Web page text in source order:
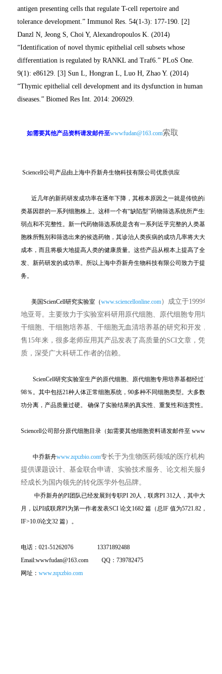
antigen presenting cells that regulate T-cell repertoire and
tolerance development.” Immunol Res. 54(1-3): 177-190. [2]
Danzl N, Jeong S, Choi Y, Alexandropoulos K. (2014)
“Identification of novel thymic epithelial cell subsets whose
differentiation is regulated by RANKL and Traf6.” PLoS One.
9(1): e86129. [3] Sun L, Hongran L, Luo H, Zhao Y. (2014)
“Thymic epithelial cell development and its dysfunction in human
diseases.” Biomed Res Int. 2014: 206929.
如需要其他产品资料请发邮件至wwwfudan@163.com索取
Sciencell公司产品由上海中乔新舟生物科技有限公司优质供应
近几年的新药研发成功率在逐年下降，其根本原因之一就是传统的药物筛
类基因群的一系列细胞株上。这样一个有“缺陷型”药物筛选系统所产生的药
弱点和不完整性。新一代药物筛选系统是含有一系列近乎完整的人类基因群
胞株所甄别和筛选出来的候选药物，其诊治人类疾病的成功几率将大大增加
成本，而且将极大地提高人类的健康质量。这些产品从根本上提高了全球生
发、新药研发的成功率。所以上海中乔新舟生物科技有限公司致力于提供优
务。
美国ScienCell研究实验室（www.sciencellonline.com）成立于1999年，
地亚哥。主要致力于实验室科研用原代细胞、原代细胞专用培养
干细胞、干细胞培养基、干细胞无血清培养基的研究和开发，在
售15年来，很多老师应用其产品发表了高质量的SCI文章，凭借
质，深受广大科研工作者的信赖。
ScienCell研究实验室生产的原代细胞、原代细胞专用培养基都经过了严
98％。其中包括21种人体正常细胞系统，90多种不同细胞类型。大多数细胞
功分离，产品质量过硬。 确保了实验结果的真实性、重复性和连贯性。
Sciencell公司部分原代细胞目录（如需要其他细胞资料请发邮件至
中乔新舟www.zqxzbio.com专长于为生物医药领域的医疗机构、研
提供课题设计、基金联合申请、实验技术服务、论文相关服务、
经成长为国内领先的转化医学外包品牌。
中乔新舟的PI团队已经发展到专职PI 20人，联席PI 312人，其中大多数
月，以PI或联席PI为第一作者发表SCI 论文1682 篇（总IF 值为5721.82，其
IF>10.0论文32 篇）。
电话：021-51262076 13371892488
Email:wwwfudan@163.com QQ：739782475
网址：www.zqxzbio.com